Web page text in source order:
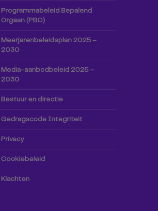
Programmabeleid Bepalend
Orgaan (PBO)
Meerjarenbeleidsplan 2025 –
2030
Media-aanbodbeleid 2025 –
2030
Bestuur en directie
Gedragscode Integriteit
Privacy
Cookiebeleid
Klachten